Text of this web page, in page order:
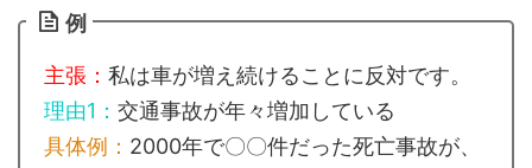
例
主張： 私は車が増え続けることに反対です。
理由1： 交通事故が年々増加している
具体例： 2000年で〇〇件だった死亡事故が、